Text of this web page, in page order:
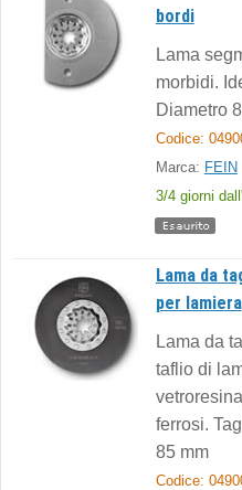
bordi
Lama
morbidi.
Diametro
Codice:
Marca: FEIN
3/4 giorni
Lama da
per lamiera
Lama da
taflio di
ferrosi.
85 mm
Codice: